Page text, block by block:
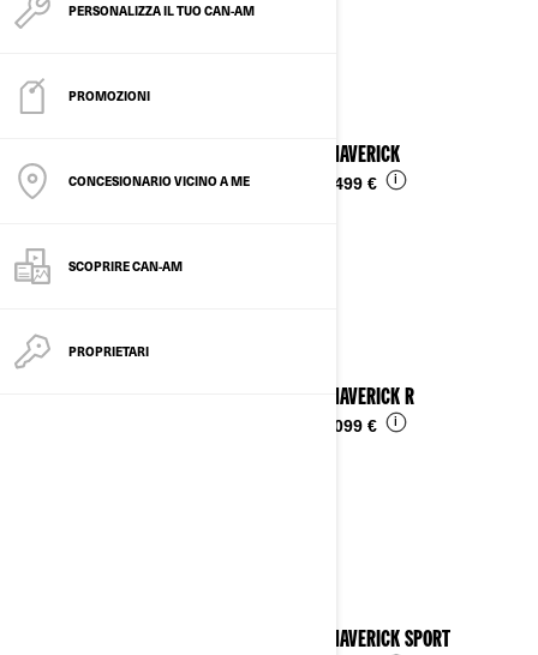
PERSONALIZZA IL TUO CAN-AM
PROMOZIONI
CONCESIONARIO VICINO A ME
SCOPRIRE CAN-AM
PROPRIETARI
Vedi i dettagli
2025 MAVERICK
30.499 € i
2025 MAVERICK R
53.099 € i
2025 MAVERICK SPORT